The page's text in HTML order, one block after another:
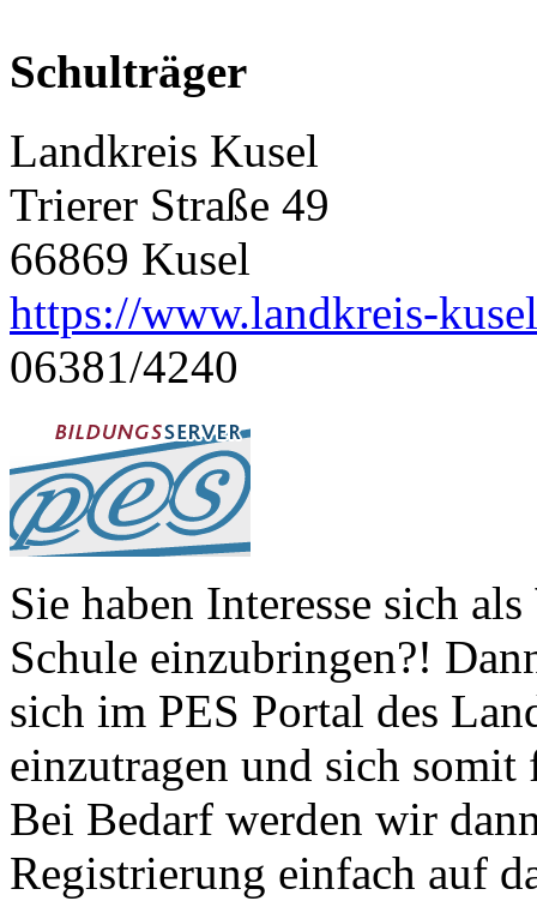
Schulträger
Landkreis Kusel
Trierer Straße 49
66869 Kusel
https://www.landkreis-
06381/4240
Sie haben Interesse sich als
Schule einzubringen?!
sich im PES Portal des
einzutragen und sich somit
Bei Bedarf werden wir
Registrierung einfach auf